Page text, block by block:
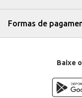
Formas de
Baixe